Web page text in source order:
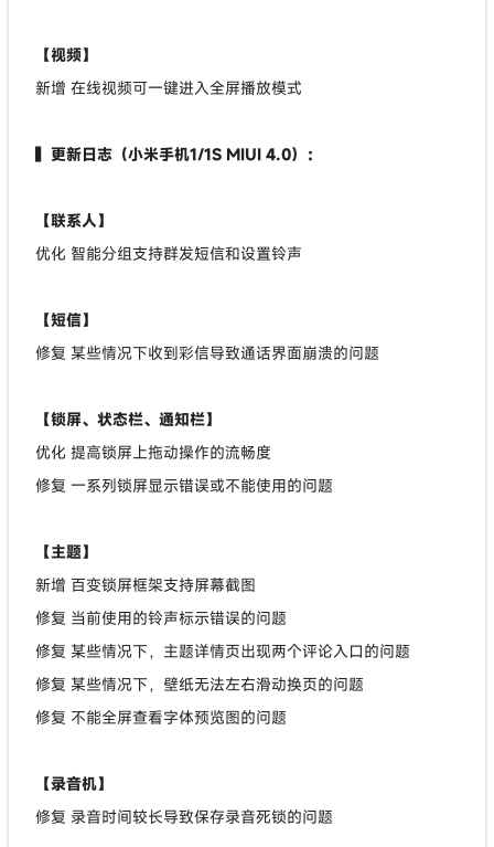
【视频】
新增 在线视频可一键进入全屏播放模式
▍更新日志（小米手机1/1S MIUI 4.0）：
【联系人】
优化 智能分组支持群发短信和设置铃声
【短信】
修复 某些情况下收到彩信导致通话界面崩溃的问题
【锁屏、状态栏、通知栏】
优化 提高锁屏上拖动操作的流畅度
修复 一系列锁屏显示错误或不能使用的问题
【主题】
新增 百变锁屏框架支持屏幕截图
修复 当前使用的铃声标示错误的问题
修复 某些情况下，主题详情页出现两个评论入口的问题
修复 某些情况下，壁纸无法左右滑动换页的问题
修复 不能全屏查看字体预览图的问题
【录音机】
修复 录音时间较长导致保存录音死锁的问题